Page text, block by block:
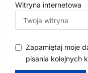
Witryna internetowa
Zapamiętaj moje
pisania kolejnych